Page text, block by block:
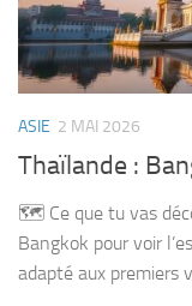
ASIE 2 MAI 2026
Thaïlande :
🗺️ Ce que tu vas
Bangkok pour voir
adapté aux premiers